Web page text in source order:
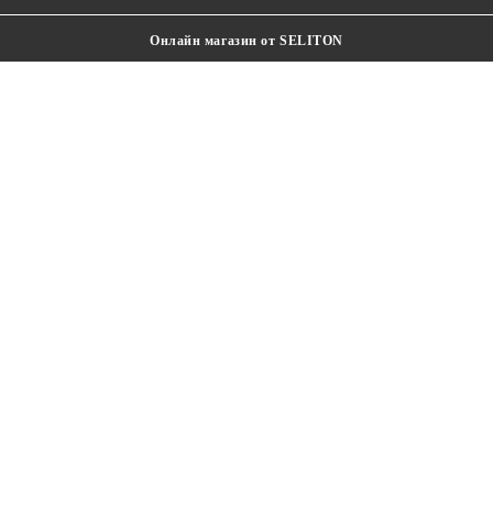
Онлайн магазин от SELITON